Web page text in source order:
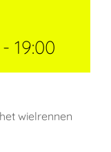
- 19:00
wielrennen